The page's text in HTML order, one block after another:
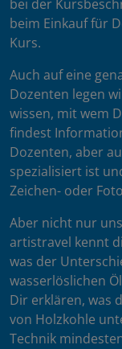
bei der
beim Einkauf für
Kurs.
Auch auf eine
Dozenten legen
wissen, mit wem
findest
Dozenten, aber
spezialisiert ist
Zeichen- oder
Aber nicht nur
artistravel kennt
was der
wasserlöslichen
Dir erklären, was
von Holzkohle
Technik